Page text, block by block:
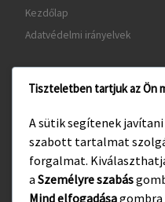
Kezdőlap
Adatvédelmi irányelvek
www.visitgyula.com
www.gyulakult.hu
Tiszteletben tartjuk az Ön
A sütik segítenek
szabott tartalmat
forgalmat.
a Személyre szabás
Mind elfogadásagombra